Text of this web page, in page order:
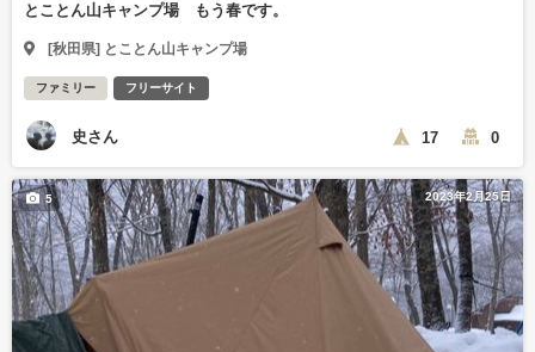
とことん山キャンプ場 もう春です。
[秋田県] とことん山キャンプ場
ファミリー フリーサイト
史さん 17 0
2023年2月25日
5